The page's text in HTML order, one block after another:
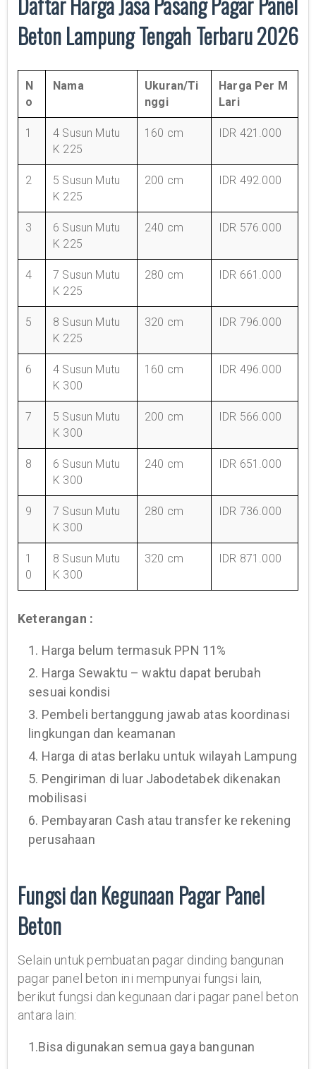
Beton Lampung Tengah Terbaru 2026
N
o
Nama
Ukuran/Ti
nggi
Harga Per M
Lari
1
4 Susun Mutu
K 225
160 cm IDR 421.000
2
5 Susun Mutu
K 225
200 cm IDR 492.000
3
6 Susun Mutu
K 225
240 cm IDR 576.000
4
7 Susun Mutu
K 225
280 cm IDR 661.000
5
8 Susun Mutu
K 225
320 cm IDR 796.000
6
4 Susun Mutu
K 300
160 cm IDR 496.000
7
5 Susun Mutu
K 300
200 cm IDR 566.000
8
6 Susun Mutu
K 300
240 cm IDR 651.000
9
7 Susun Mutu
K 300
280 cm IDR 736.000
1
0
8 Susun Mutu
K 300
320 cm IDR 871.000
Keterangan :
1. Harga belum termasuk PPN 11%
2. Harga Sewaktu – waktu dapat berubah
sesuai kondisi
3. Pembeli bertanggung jawab atas koordinasi
lingkungan dan keamanan
4. Harga di atas berlaku untuk wilayah Lampung
5. Pengiriman di luar Jabodetabek dikenakan
mobilisasi
6. Pembayaran Cash atau transfer ke rekening
perusahaan
Fungsi dan Kegunaan Pagar Panel
Beton
Selain untuk pembuatan pagar dinding bangunan
pagar panel beton ini mempunyai fungsi lain,
berikut fungsi dan kegunaan dari pagar panel beton
antara lain:
1.Bisa digunakan semua gaya bangunan